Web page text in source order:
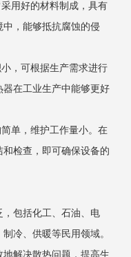
用好的材料制成，具有
中，能够抵抗腐蚀的侵
，可根据生产需求进行
在工业生产中能够更好
单，维护工作量小。在
检查，即可确保设备的
包括化工、石油、电
冷、供暖等民用领域。
解决散热问题，提高生